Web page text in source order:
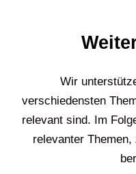
Wir
verschiedensten
relevant sind. Im
relevanter